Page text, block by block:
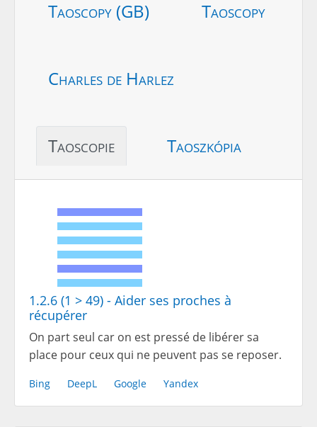
Taoscopy (GB) Taoscopy
Charles de Harlez
Taoscopie Taoszkópia
1.2.6 (1 > 49) - Aider ses proches à
récupérer
On part seul car on est pressé de libérer sa
place pour ceux qui ne peuvent pas se reposer.
Bing DeepL Google Yandex